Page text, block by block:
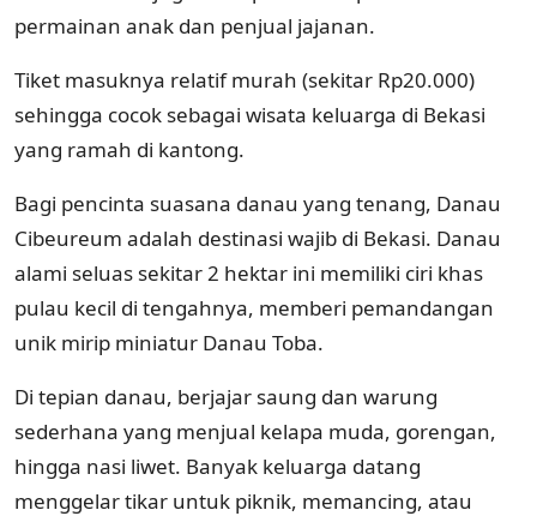
permainan anak dan penjual jajanan.
Tiket masuknya relatif murah (sekitar Rp20.000)
sehingga cocok sebagai wisata keluarga di Bekasi
yang ramah di kantong.
Bagi pencinta suasana danau yang tenang, Danau
Cibeureum adalah destinasi wajib di Bekasi. Danau
alami seluas sekitar 2 hektar ini memiliki ciri khas
pulau kecil di tengahnya, memberi pemandangan
unik mirip miniatur Danau Toba.
Di tepian danau, berjajar saung dan warung
sederhana yang menjual kelapa muda, gorengan,
hingga nasi liwet. Banyak keluarga datang
menggelar tikar untuk piknik, memancing, atau